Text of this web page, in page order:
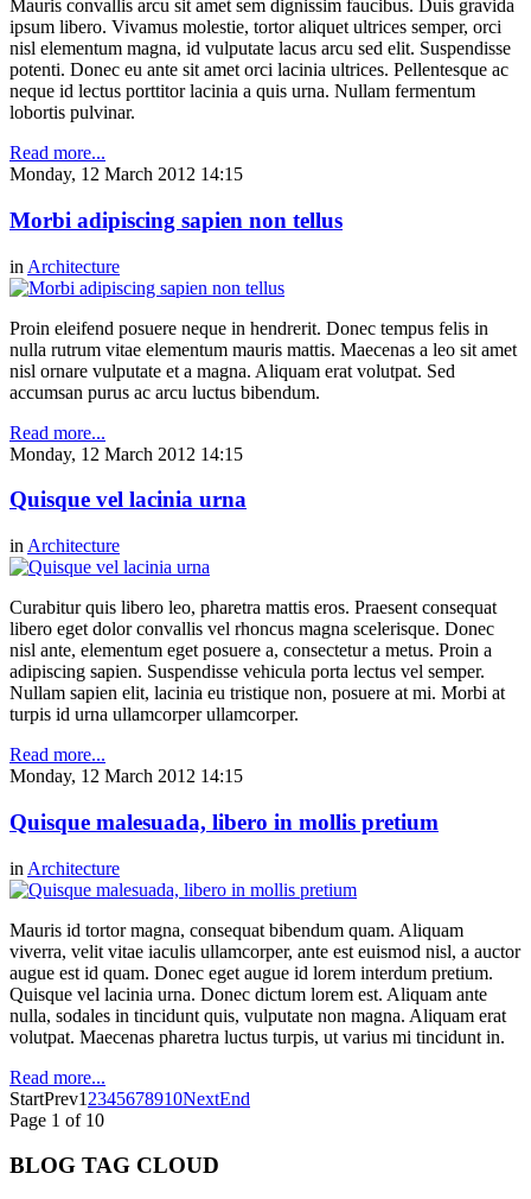
Mauris convallis arcu sit amet sem dignissim faucibus. Duis gravida
ipsum libero. Vivamus molestie, tortor aliquet ultrices semper, orci
nisl elementum magna, id vulputate lacus arcu sed elit. Suspendisse
potenti. Donec eu ante sit amet orci lacinia ultrices. Pellentesque ac
neque id lectus porttitor lacinia a quis urna. Nullam fermentum
lobortis pulvinar.
Read more...
Monday, 12 March 2012 14:15
Morbi adipiscing sapien non tellus
in Architecture
Proin eleifend posuere neque in hendrerit. Donec tempus felis in
nulla rutrum vitae elementum mauris mattis. Maecenas a leo sit amet
nisl ornare vulputate et a magna. Aliquam erat volutpat. Sed
accumsan purus ac arcu luctus bibendum.
Read more...
Monday, 12 March 2012 14:15
Quisque vel lacinia urna
in Architecture
Curabitur quis libero leo, pharetra mattis eros. Praesent consequat
libero eget dolor convallis vel rhoncus magna scelerisque. Donec
nisl ante, elementum eget posuere a, consectetur a metus. Proin a
adipiscing sapien. Suspendisse vehicula porta lectus vel semper.
Nullam sapien elit, lacinia eu tristique non, posuere at mi. Morbi at
turpis id urna ullamcorper ullamcorper.
Read more...
Monday, 12 March 2012 14:15
Quisque malesuada, libero in mollis pretium
in Architecture
Mauris id tortor magna, consequat bibendum quam. Aliquam
viverra, velit vitae iaculis ullamcorper, ante est euismod nisl, a auctor
augue est id quam. Donec eget augue id lorem interdum pretium.
Quisque vel lacinia urna. Donec dictum lorem est. Aliquam ante
nulla, sodales in tincidunt quis, vulputate non magna. Aliquam erat
volutpat. Maecenas pharetra luctus turpis, ut varius mi tincidunt in.
Read more...
StartPrev1 2345678910NextEnd
Page 1 of 10
BLOG TAG CLOUD